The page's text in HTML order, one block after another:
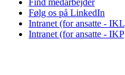
Find medarbejder
Følg os på LinkedIn
Intranet (for ansatte -
Intranet (for ansatte -